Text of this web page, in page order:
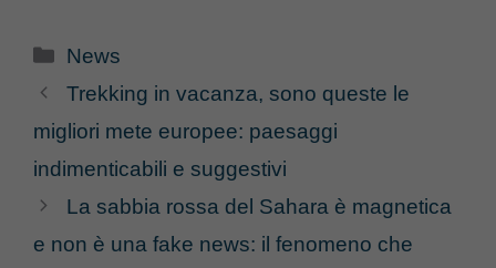
Categorie
News
Trekking in vacanza, sono queste le
migliori mete europee: paesaggi
indimenticabili e suggestivi
La sabbia rossa del Sahara è magnetica
e non è una fake news: il fenomeno che